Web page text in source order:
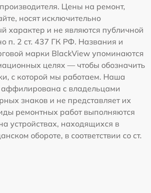
Цены на ремонт,
носят исключительно
характер и не являются публичной
п. 2 ст. 437 ГК РФ. Названия и
марки BlackView упоминаются
целях — чтобы обозначить
с которой мы работаем. Наша
аффилирована с владельцами
знаков и не представляет их
ремонтных работ выполняются
устройствах, находящихся в
обороте, в соответствии со ст.